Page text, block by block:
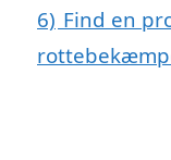
6) Find en